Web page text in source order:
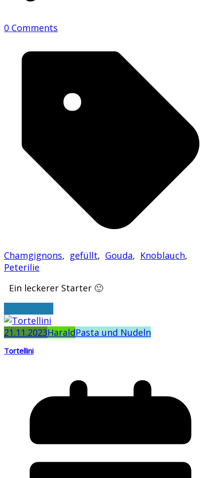
0 Comments
Chamgignons, gefüllt, Gouda, Knoblauch,
Peterilie
Ein leckerer Starter 🙂
21.11.2023HaraldPasta und Nudeln
Tortellini